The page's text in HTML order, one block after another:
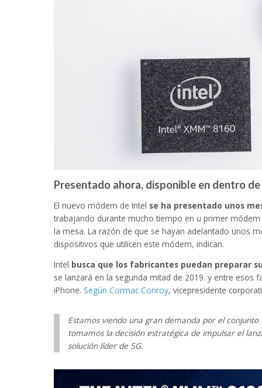
Presentado ahora, disponible en dentro
El nuevo módem de Intel se ha presentado unos
trabajando durante mucho tiempo en u primer
la mesa. La razón de que se hayan adelantado unos
dispositivos que utilicen este módem, indican.
Intel busca que los fabricantes puedan preparar
se lanzará en la segunda mitad de 2019. y entre esos
iPhone. Según Cormac Conroy, vicepresidente
Estamos viendo una gran demanda por el
tomamos la decisión estratégica de impulsar el
solución líder de 5G.